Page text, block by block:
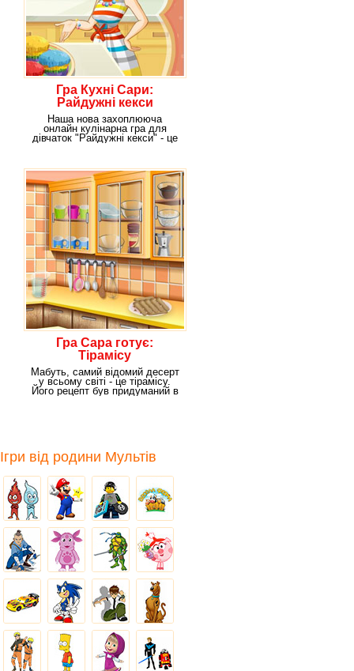
Гра Кухні Сари:
Райдужні кекси
Наша нова захоплююча
онлайн кулінарна гра для
дівчаток "Райдужні кекси" - це
Гра Сара готує:
Тірамісу
Мабуть, самий відомий десерт
у всьому світі - це тірамісу.
Його рецепт був придуманий в
Ігри від родини Мультів